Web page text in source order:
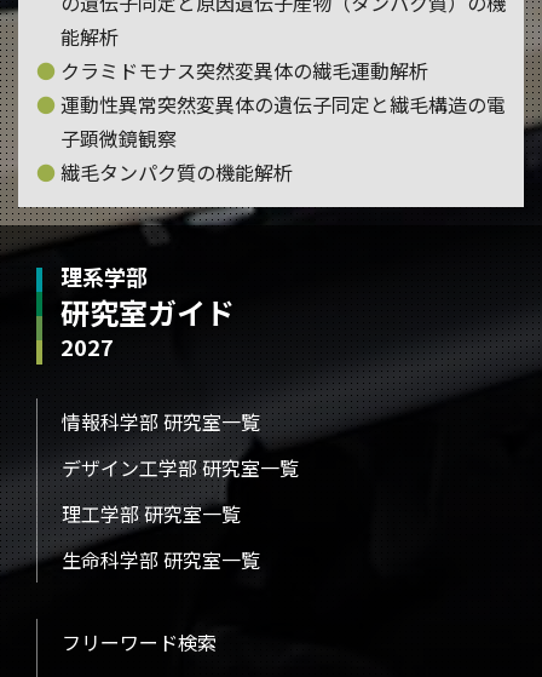
能解析
クラミドモナス突然変異体の繊毛運動解析
運動性異常突然変異体の遺伝子同定と繊毛構造の電
子顕微鏡観察
繊毛タンパク質の機能解析
理系学部
研究室ガイド
2027
情報科学部 研究室一覧
デザイン工学部 研究室一覧
理工学部 研究室一覧
生命科学部 研究室一覧
フリーワード検索